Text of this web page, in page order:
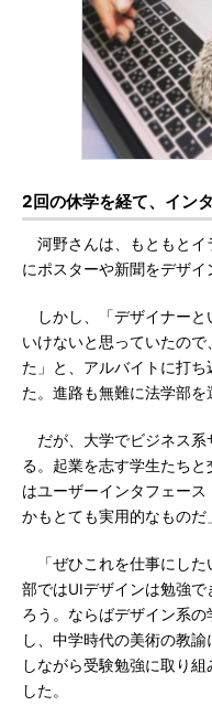
2回の休学を経て、イン
河野さんは、もともとイ
にポスターや新聞をデザイ
しかし、「デザイナーと
いけないと思っていたの
た」と、アルバイトに打
た。進路も無難に法学部を
だが、大学でビジネス系
る。起業を志す学生たち
はユーザーインタフェー
かもとても実用的なものだ
「ぜひこれを仕事にした
部ではUIデザインは勉強
ろう。ならばデザイン系
し、中学時代の美術の教
しながら受験勉強に取り
した。